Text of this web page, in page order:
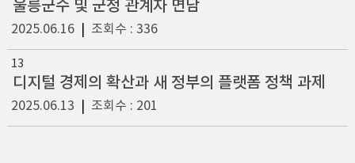
울릉군수 및 군청 관계자 면담
2025.06.16| 조회수 : 336
13
디지털 경제의 확산과 새 정부의 플랫폼 정책 과제
2025.06.13 조회수 : 201